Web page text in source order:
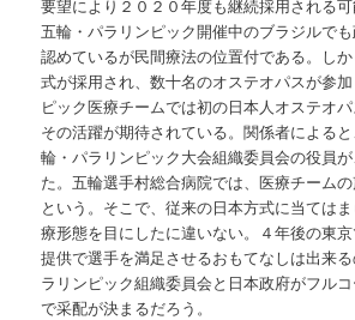
要望により２０２０年度も継続採用される可
五輪・パラリンピック開催中のブラジルで
認めているが民間療法の位置付である。し
式が採用され、数十名のオステオパスが参
ピック医療チームでは初の日本人オステオパ
その活躍が期待されている。関係者による
輪・パラリンピック大会組織委員会の役員
た。五輪選手村総合病院では、医療チーム
という。そこで、従来の日本方式に当ては
療形態を目にしたに違いない。４年後の東
提供で選手を満足させるおもてなしは出来
ラリンピック組織委員会と日本政府がフル
で采配が決まるだろう。